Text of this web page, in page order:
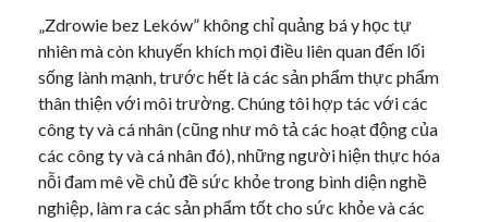
„Zdrowie bez Leków” không chỉ quảng bá y học tự
nhiên mà còn khuyến khích mọi điều liên quan đến lối
sống lành mạnh, trước hết là các sản phẩm thực phẩm
thân thiện với môi trường. Chúng tôi hợp tác với các
công ty và cá nhân (cũng như mô tả các hoạt động của
các công ty và cá nhân đó), những người hiện thực hóa
nỗi đam mê về chủ đề sức khỏe trong bình diện nghề
nghiệp, làm ra các sản phẩm tốt cho sức khỏe và các